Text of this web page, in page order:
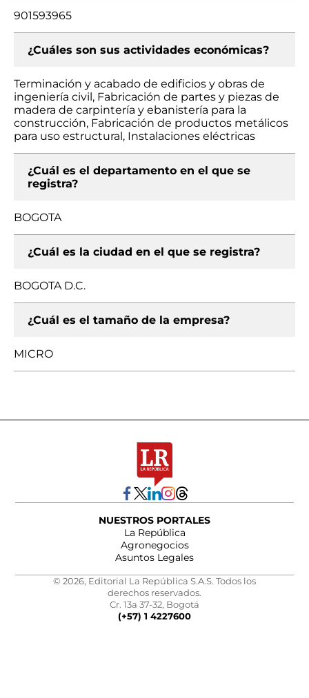
901593965
¿Cuáles son sus actividades económicas?
Terminación y acabado de edificios y obras de
ingeniería civil, Fabricación de partes y piezas de
madera de carpintería y ebanistería para la
construcción, Fabricación de productos metálicos
para uso estructural, Instalaciones eléctricas
¿Cuál es el departamento en el que se
registra?
BOGOTA
¿Cuál es la ciudad en el que se registra?
BOGOTA D.C.
¿Cuál es el tamaño de la empresa?
MICRO
NUESTROS PORTALES
La República
Agronegocios
Asuntos Legales
© 2026, Editorial La República S.A.S. Todos los
derechos reservados.
Cr. 13a 37-32, Bogotá
(+57) 1 4227600